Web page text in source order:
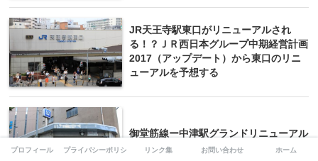
JR天王寺駅東口がリニューアルされ
る！？ＪＲ西日本グループ中期経営計画
2017（アップデート）から東口のリニ
ューアルを予想する
御堂筋線ー中津駅グランドリニューアル
工事の状況 17.08
プロフィール プライバシーポリシー リンク集 お問い合わせ ホーム